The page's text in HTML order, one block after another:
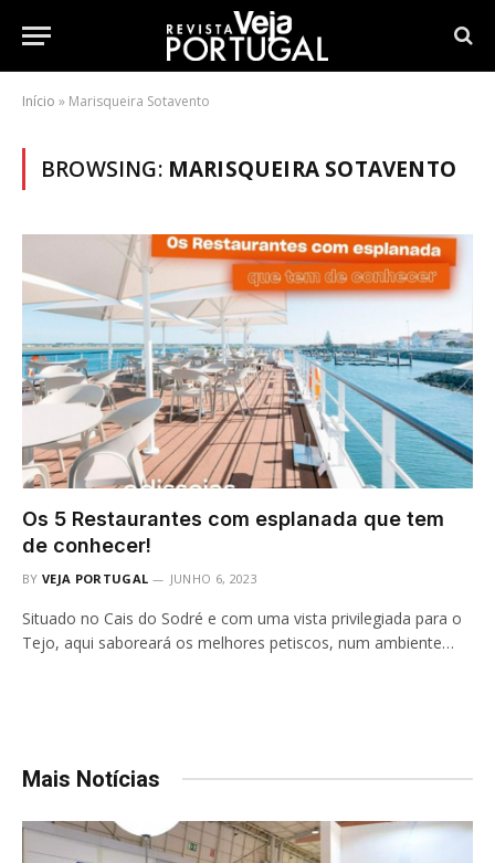
Início » Marisqueira Sotavento
BROWSING: MARISQUEIRA SOTAVENTO
Os 5 Restaurantes com esplanada que tem
de conhecer!
BY VEJA PORTUGAL JUNHO 6, 2023
Situado no Cais do Sodré e com uma vista privilegiada para o
Tejo, aqui saboreará os melhores petiscos, num ambiente…
Mais Notícias